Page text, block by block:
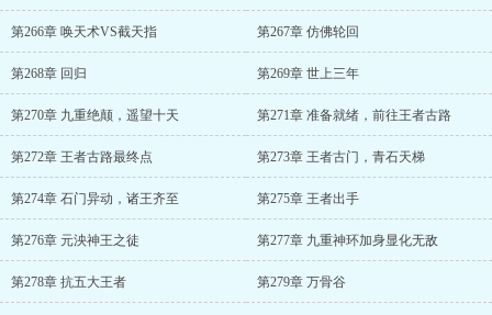
第266章 唤天术VS截天指 第267章 仿佛轮回
第268章 回归 第269章 世上三年
第270章 九重绝颠，遥望十天 第271章 准备就绪，前往王者古路
第272章 王者古路最终点 第273章 王者古门，青石天梯
第274章 石门异动，诸王齐至 第275章 王者出手
第276章 元泱神王之徒 第277章 九重神环加身显化无敌
第278章 抗五大王者 第279章 万骨谷